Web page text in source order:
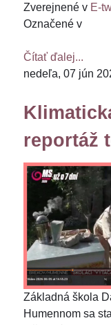
Zverejnené v E-
Označené v
Čítať ďalej...
nedeľa, 07 jún
reportáž
Základná škola
Humennom sa